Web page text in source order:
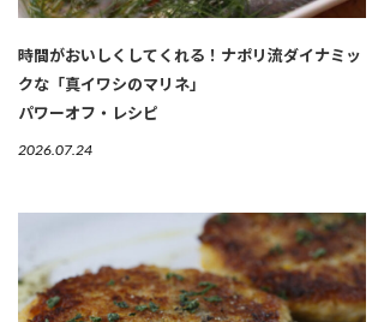
時間がおいしくしてくれる！ナポリ流ダイナミッ
クな「真イワシのマリネ」
パワーオフ・レシピ
2026.07.24